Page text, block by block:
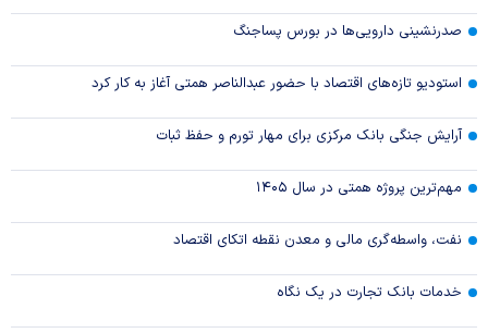
صدرنشینی دارویی‌ها در بورس پساجنگ
استودیو تازه‌های اقتصاد با حضور عبدالناصر همتی آغاز به کار کرد
آرایش جنگی بانک مرکزی برای مهار تورم و حفظ ثبات
مهم‌ترین پروژه همتی در سال ۱۴۰۵
نفت، واسطه‌گری مالی و معدن نقطه اتکای اقتصاد
خدمات بانک تجارت در یک نگاه